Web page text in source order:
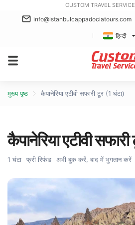
CUSTOM TRAVEL
info@istanbulcappadociatours.com
हिन्दी
मुख्य पृष्ठ कैपानेरिया एटीवी सफारी टूर (1 घंटा)
कैपानेरिया एटीवी
1 घंटा फ्री रिफंड अभी बुक करें, बाद में भुगतान करें